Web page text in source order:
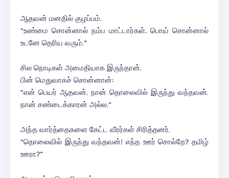
ஆதவன் மனதில் குழப்பம்.
“உண்மை சொன்னால் நம்ப மாட்டார்கள். பொய் சொன்னால்
உடனே தெரிய வரும்.”
சில நொடிகள் அமைதியாக இருந்தான்.
பின் மெதுவாகச் சொன்னான்:
“என் பெயர் ஆதவன். நான் தொலைவில் இருந்து வந்தவன்.
நான் சண்டைக்காரன் அல்ல.”
அந்த வார்த்தைகளை கேட்ட வீரர்கள் சிரித்தனர்.
“தொலைவில் இருந்து வந்தவன்! எந்த ஊர் சொல்றே? தமிழ்
ஊரா?”